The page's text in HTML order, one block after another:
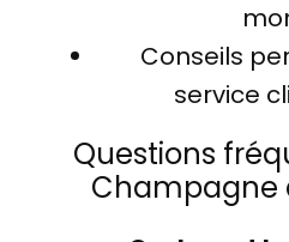
Conseils
service
Questions
Champagne